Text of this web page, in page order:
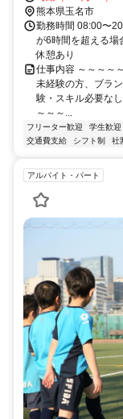
熊本県玉名市
勤務時間 08:00〜
が6時間を超える場
休憩あり
仕事内容 ～～～～
未経験の方、ブラ
験・スキル必要な
～～～...
フリーター歓迎 学生歓迎
交通費支給
シフト制 社
アルバイト・パート